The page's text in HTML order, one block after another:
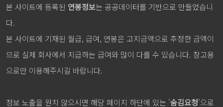
본 사이트에 등록된 연봉정보는 공공데이터를 기반으로 만들었습니
다.
본 사이트에 기재된 월급, 급여, 연봉은 고지금액으로 추정한 금액이
므로 실제 회사에서 지급하는 급여와 많이 다를 수 있습니다. 참고용
으로만 이용해주시길 바랍니다.
정보 노출을 원치 않으시면 해당 페이지 하단에 있는 '숨김요청'으로